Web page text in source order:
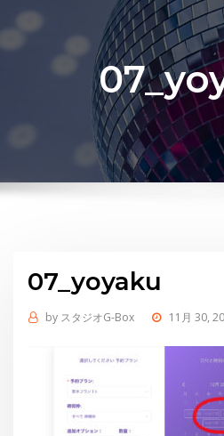
07_yoyaku
by スタジオG-Box 11月 30,